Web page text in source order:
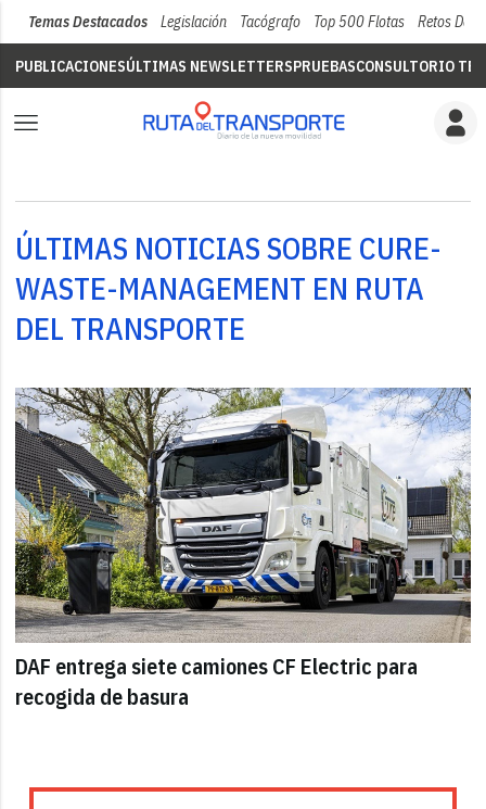
Temas Destacados Legislación Tacógrafo Top 500 Flotas Retos Del
PUBLICACIONESÚLTIMAS NEWSLETTERSPRUEBASCONSULTORIO
ÚLTIMAS NOTICIAS SOBRE CURE-
WASTE-MANAGEMENT EN RUTA
DEL TRANSPORTE
DAF entrega siete camiones CF Electric para
recogida de basura